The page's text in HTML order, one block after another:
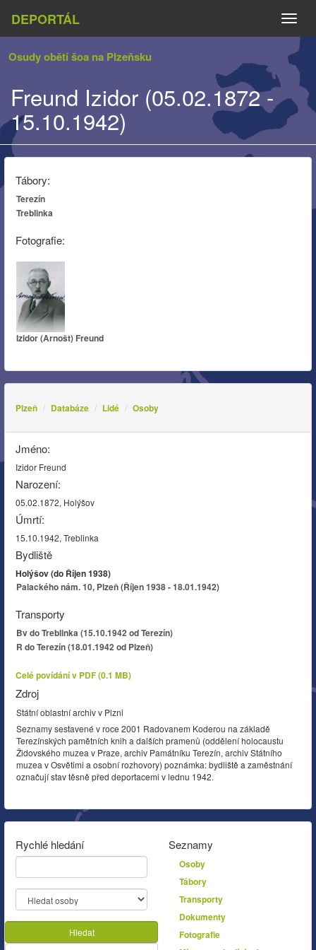
DEPORTÁL
Osudy obětí šoa na Plzeňsku
Freund Izidor (05.02.1872 -
15.10.1942)
Tábory:
Terezín
Treblinka
Fotografie:
Izidor (Arnošt) Freund
Plzeň Databáze Lidé Osoby
Jméno:
Izidor Freund
Narození:
05.02.1872, Holýšov
Úmrtí:
15.10.1942, Treblinka
Bydliště
Holýšov (do Říjen 1938)
Palackého nám. 10, Plzeň (Říjen 1938 - 18.01.1942)
Transporty
Bv do Treblinka (15.10.1942 od Terezín)
R do Terezín (18.01.1942 od Plzeň)
Celé povídání v PDF (0.1 MB)
Zdroj
Státní oblastní archiv v Plzni
Seznamy sestavené v roce 2001 Radovanem Koderou na základě
Terezínských pamětních knih a dalších pramenů (oddělení holocaustu
Židovského muzea v Praze, archiv Památníku Terezín, archiv Státního
muzea v Osvětimi a osobní rozhovory) poznámka: bydliště a zaměstnání
označují stav těsně před deportacemi v lednu 1942.
Rychlé hledání
Hledat
Seznamy
Osoby
Tábory
Transporty
Dokumenty
Fotografie